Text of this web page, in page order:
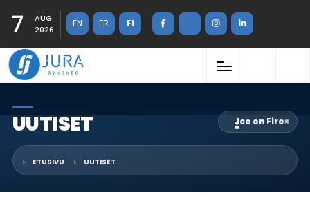
7
AUG
2026
EN FR FI
UUTISET Ice on Fire×
ETUSIVU UUTISET